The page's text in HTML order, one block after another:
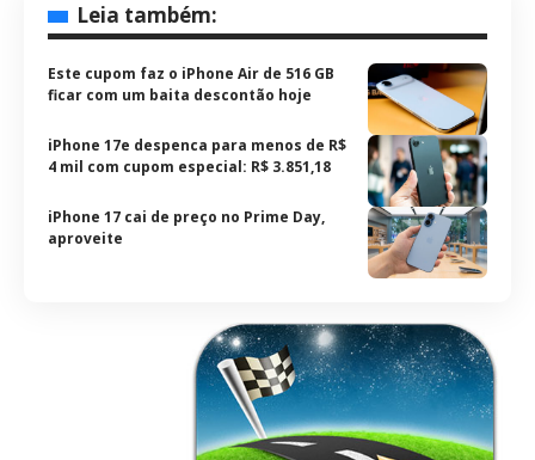
Leia também:
Este cupom faz o iPhone Air de 516 GB
ficar com um baita descontão hoje
iPhone 17e despenca para menos de R$
4 mil com cupom especial: R$ 3.851,18
iPhone 17 cai de preço no Prime Day,
aproveite